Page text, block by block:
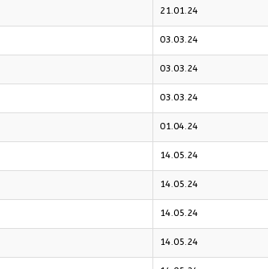
21.01.24
03.03.24
03.03.24
03.03.24
01.04.24
14.05.24
14.05.24
14.05.24
14.05.24